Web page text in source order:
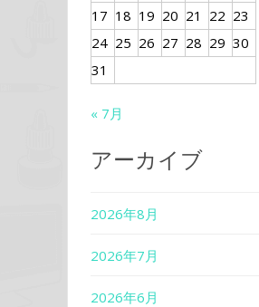
17 18 19 20 21 22 23
24 25 26 27 28 29 30
31
« 7月
アーカイブ
2026年8月
2026年7月
2026年6月